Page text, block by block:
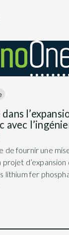
avec
de fournir une
lithium fer